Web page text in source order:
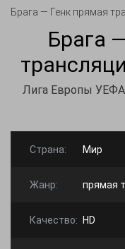
Брага — Генк прямая
Брага
Лига Европы
Страна: Мир
Жанр: прямая
Качество: HD